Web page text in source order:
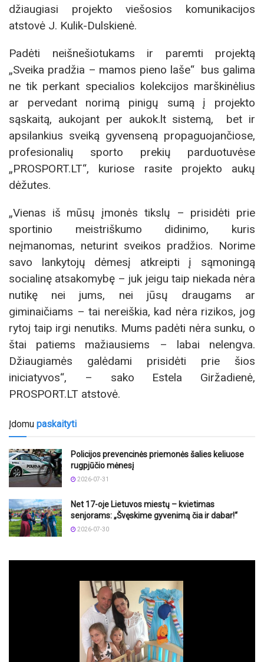
džiaugiasi projekto viešosios komunikacijos
atstovė J. Kulik-Dulskienė.
Padėti neišnešiotukams ir paremti projektą
„Sveika pradžia – mamos pieno laše“ bus galima
ne tik perkant specialios kolekcijos marškinėlius
ar pervedant norimą pinigų sumą į projekto
sąskaitą, aukojant per aukok.lt sistemą, bet ir
apsilankius sveiką gyvenseną propaguojančiose,
profesionalių sporto prekių parduotuvėse
„PROSPORT.LT“, kuriose rasite projekto aukų
dėžutes.
„Vienas iš mūsų įmonės tikslų – prisidėti prie
sportinio meistriškumo didinimo, kuris
neįmanomas, neturint sveikos pradžios. Norime
savo lankytojų dėmesį atkreipti į sąmoningą
socialinę atsakomybę – juk jeigu taip niekada nėra
nutikę nei jums, nei jūsų draugams ar
giminaičiams – tai nereiškia, kad nėra rizikos, jog
rytoj taip irgi nenutiks. Mums padėti nėra sunku, o
štai patiems mažiausiems – labai nelengva.
Džiaugiamės galėdami prisidėti prie šios
iniciatyvos“, – sako Estela Giržadienė,
PROSPORT.LT atstovė.
Įdomu paskaityti
Policijos prevencinės priemonės šalies keliuose
rugpjūčio mėnesį
2026-07-31
Net 17-oje Lietuvos miestų – kvietimas
senjorams: „Švęskime gyvenimą čia ir dabar!“
2026-07-30